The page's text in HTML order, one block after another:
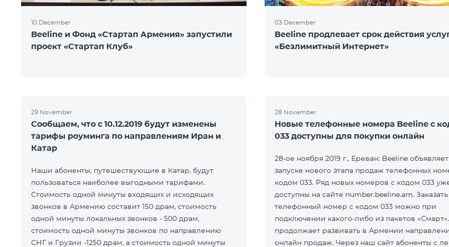
10 December
Beeline и Фонд «Стартап Армения» запустили
проект «Стартап Клуб»
03 December
Beeline продлевает срок действия
«Безлимитный Интернет»
29 November
Сообщаем, что с 10.12.2019 будут изменены
тарифы роуминга по направлениям Иран и
Катар
Наши абоненты, путешествующие в Катар, будут
пользоваться наиболее выгодными тарифами.
Стоимость одной минуты входящих и исходящих
звонков в Армению составит 150 драм, стоимость
одной минуты локальных звонков - 500 драм,
стоимость одной минуты звонков по направлению
СНГ и Грузии -1250 драм, а стоимость одной минуты
28 November
Новые телефонные номера Beeline с
033 доступны для покупки онлайн
28-ое ноября 2019 г., Ереван: Beeline
запуске нового этапа продаж телефонных
кодом 033. Ряд новых номеров с кодом 033
доступны на сайте number.beeline.am. Заказать
телефонный номер с кодом 033 можно при
подключении какого-либо из пакетов
продолжает развивать в Армении
онлайн продаж. Через наш сайт абоненты с